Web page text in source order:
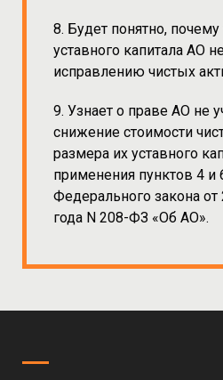
8. Будет понятно,
уставного капитала АО
исправлению чистых
9. Узнает о праве АО не
снижение стоимости
размера их уставного
применения пунктов 4 и
Федерального закона от
года N 208-ФЗ «Об АО».